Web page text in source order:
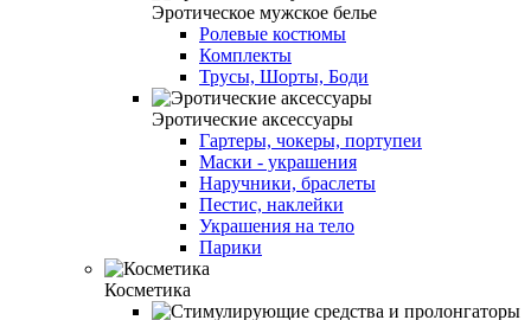
Эротическое мужское белье
Ролевые костюмы
Комплекты
Трусы, Шорты, Боди
Эротические аксессуары
Гартеры, чокеры, портупеи
Маски - украшения
Наручники, браслеты
Пестис, наклейки
Украшения на тело
Парики
Косметика